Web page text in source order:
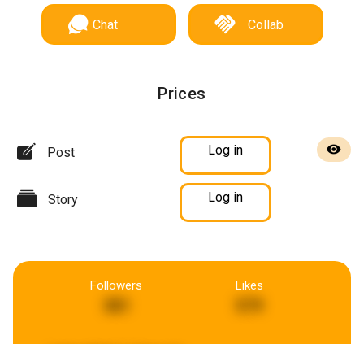
Chat Collab
Prices
Post Log in
Story Log in
Followers Likes